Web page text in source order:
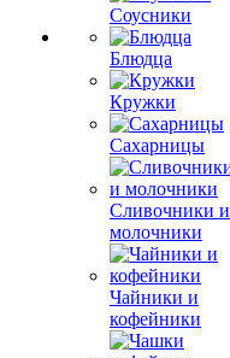
Соусники
Блюдца
Кружки
Сахарницы
Сливочники и
молочники
Чайники и
кофейники